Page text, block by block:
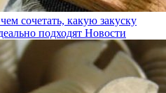
сочетать, какую закуску
подходят Новости